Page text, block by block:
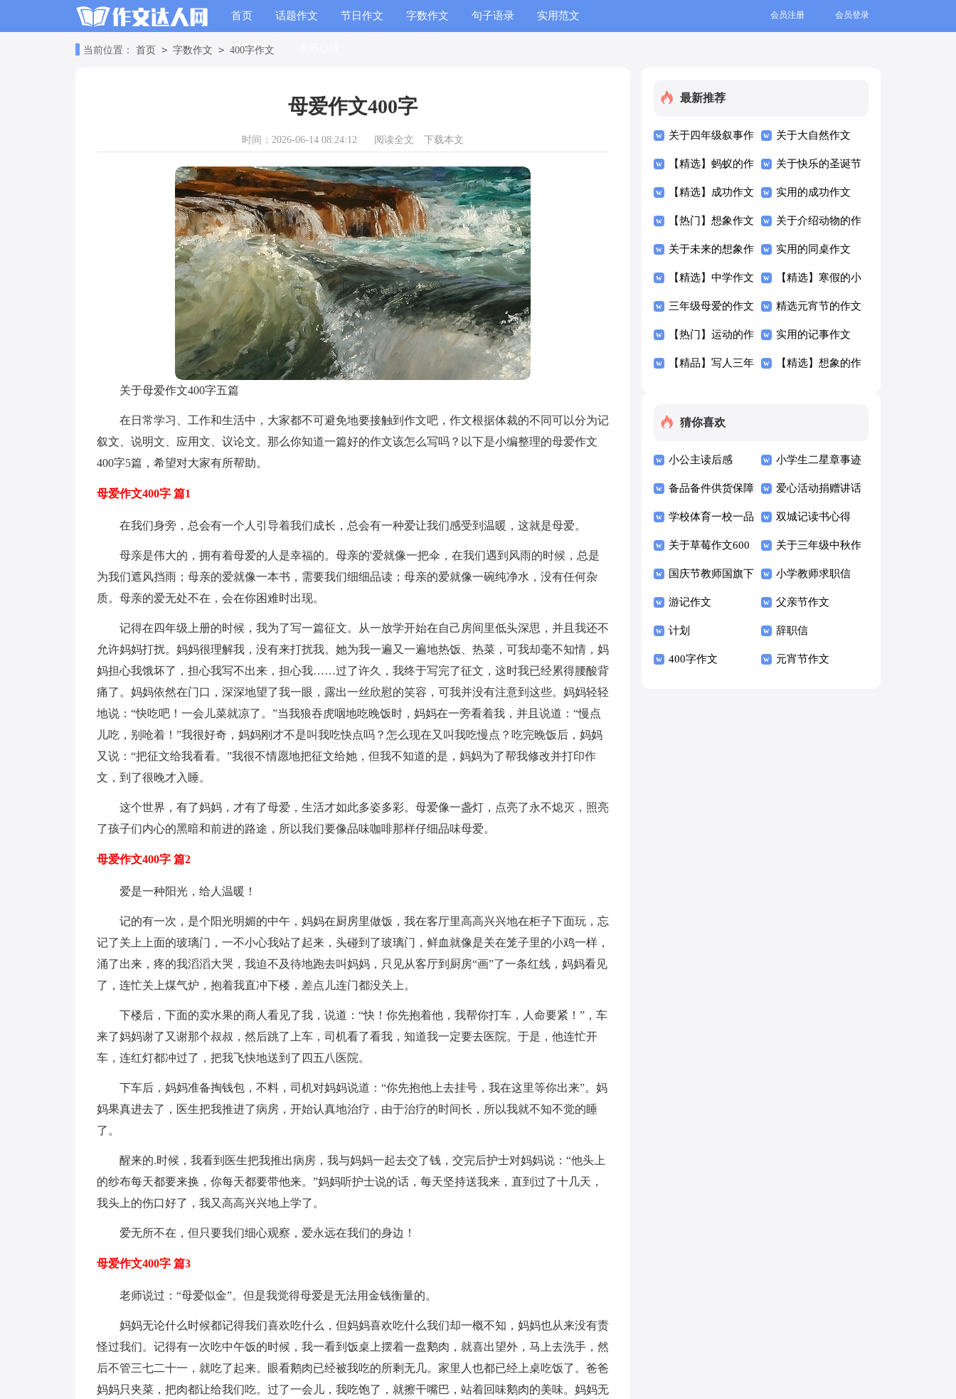
首页 话题作文 节日作文 字数作文 句子语录 实用范文
读书笔记
会员登录
会员注册
当前位置： 首页 > 字数作文 > 400字作文
母爱作文400字
时间：2026-06-14 08:24:12 阅读全文 下载本文
关于母爱作文400字五篇
在日常学习、工作和生活中，大家都不可避免地要接触到作文吧，作文根据体裁的不同可以分为记
叙文、说明文、应用文、议论文。那么你知道一篇好的作文该怎么写吗？以下是小编整理的母爱作文
400字5篇，希望对大家有所帮助。
母爱作文400字 篇1
在我们身旁，总会有一个人引导着我们成长，总会有一种爱让我们感受到温暖，这就是母爱。
母亲是伟大的，拥有着母爱的人是幸福的。母亲的'爱就像一把伞，在我们遇到风雨的时候，总是
为我们遮风挡雨；母亲的爱就像一本书，需要我们细细品读；母亲的爱就像一碗纯净水，没有任何杂
质。母亲的爱无处不在，会在你困难时出现。
记得在四年级上册的时候，我为了写一篇征文。从一放学开始在自己房间里低头深思，并且我还不
允许妈妈打扰。妈妈很理解我，没有来打扰我。她为我一遍又一遍地热饭、热菜，可我却毫不知情，妈
妈担心我饿坏了，担心我写不出来，担心我……过了许久，我终于写完了征文，这时我已经累得腰酸背
痛了。妈妈依然在门口，深深地望了我一眼，露出一丝欣慰的笑容，可我并没有注意到这些。妈妈轻轻
地说：“快吃吧！一会儿菜就凉了。”当我狼吞虎咽地吃晚饭时，妈妈在一旁看着我，并且说道：“慢点
儿吃，别呛着！”我很好奇，妈妈刚才不是叫我吃快点吗？怎么现在又叫我吃慢点？吃完晚饭后，妈妈
又说：“把征文给我看看。”我很不情愿地把征文给她，但我不知道的是，妈妈为了帮我修改并打印作
文，到了很晚才入睡。
这个世界，有了妈妈，才有了母爱，生活才如此多姿多彩。母爱像一盏灯，点亮了永不熄灭，照亮
了孩子们内心的黑暗和前进的路途，所以我们要像品味咖啡那样仔细品味母爱。
母爱作文400字 篇2
爱是一种阳光，给人温暖！
记的有一次，是个阳光明媚的中午，妈妈在厨房里做饭，我在客厅里高高兴兴地在柜子下面玩，忘
记了关上上面的玻璃门，一不小心我站了起来，头碰到了玻璃门，鲜血就像是关在笼子里的小鸡一样，
涌了出来，疼的我滔滔大哭，我迫不及待地跑去叫妈妈，只见从客厅到厨房“画”了一条红线，妈妈看见
了，连忙关上煤气炉，抱着我直冲下楼，差点儿连门都没关上。
下楼后，下面的卖水果的商人看见了我，说道：“快！你先抱着他，我帮你打车，人命要紧！”，车
来了妈妈谢了又谢那个叔叔，然后跳了上车，司机看了看我，知道我一定要去医院。于是，他连忙开
车，连红灯都冲过了，把我飞快地送到了四五八医院。
下车后，妈妈准备掏钱包，不料，司机对妈妈说道：“你先抱他上去挂号，我在这里等你出来”。妈
妈果真进去了，医生把我推进了病房，开始认真地治疗，由于治疗的时间长，所以我就不知不觉的睡
了。
醒来的.时候，我看到医生把我推出病房，我与妈妈一起去交了钱，交完后护士对妈妈说：“他头上
的纱布每天都要来换，你每天都要带他来。”妈妈听护士说的话，每天坚持送我来，直到过了十几天，
我头上的伤口好了，我又高高兴兴地上学了。
爱无所不在，但只要我们细心观察，爱永远在我们的身边！
母爱作文400字 篇3
老师说过：“母爱似金”。但是我觉得母爱是无法用金钱衡量的。
妈妈无论什么时候都记得我们喜欢吃什么，但妈妈喜欢吃什么我们却一概不知，妈妈也从来没有责
怪过我们。记得有一次吃中午饭的时候，我一看到饭桌上摆着一盘鹅肉，就喜出望外，马上去洗手，然
后不管三七二十一，就吃了起来。眼看鹅肉已经被我吃的所剩无几。家里人也都已经上桌吃饭了。爸爸
妈妈只夹菜，把肉都让给我们吃。过了一会儿，我吃饱了，就擦干嘴巴，站着回味鹅肉的美味。妈妈无
最新推荐
关于四年级叙事作
文300字汇编六篇
关于大自然作文
300字3篇
【精选】蚂蚁的作
文300字三篇
关于快乐的圣诞节
作文300字6篇
【精选】成功作文
300字合集5篇
实用的成功作文
300字4篇
【热门】想象作文
300字合集5篇
关于介绍动物的作
文300字四篇
关于未来的想象作
文300字四篇
实用的同桌作文
300字四篇
【精选】中学作文
300字合集4篇
【精选】寒假的小
学作文300字集合
六篇
三年级母爱的作文
300字4篇
精选元宵节的作文
300字4篇
【热门】运动的作
文300字集合八篇
实用的记事作文
300字四篇
【精品】写人三年
九篇
【精选】想象的作
猜你喜欢
小公主读后感 小学生二星章事迹
材料范文（通用10
篇）
备品备件供货保障
方案（通用10篇）
爱心活动捐赠讲话
稿
学校体育一校一品
方案（通用7篇）
双城记读书心得
关于草莓作文600
字九篇
关于三年级中秋作
文六篇
国庆节教师国旗下
讲话稿500字（通
用6篇）
小学教师求职信
(15篇)
游记作文 父亲节作文
计划 辞职信
400字作文 元宵节作文